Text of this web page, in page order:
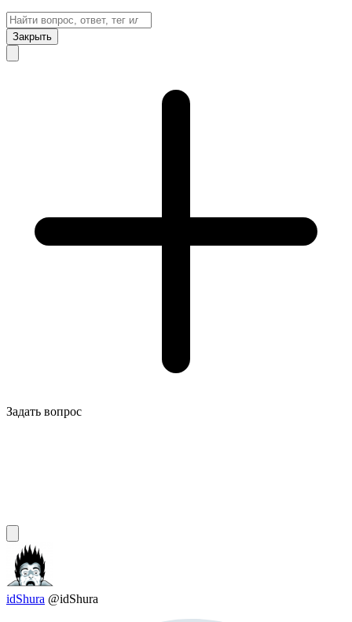
Закрыть
Задать вопрос
idShura @idShura